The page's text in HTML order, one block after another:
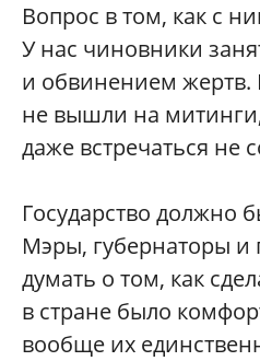
Вопрос в том, как с
У нас чиновники
и обвинением жертв.
не вышли на
даже встречаться не
Государство должно
Мэры, губернаторы и
думать о том, как
в стране было
вообще их